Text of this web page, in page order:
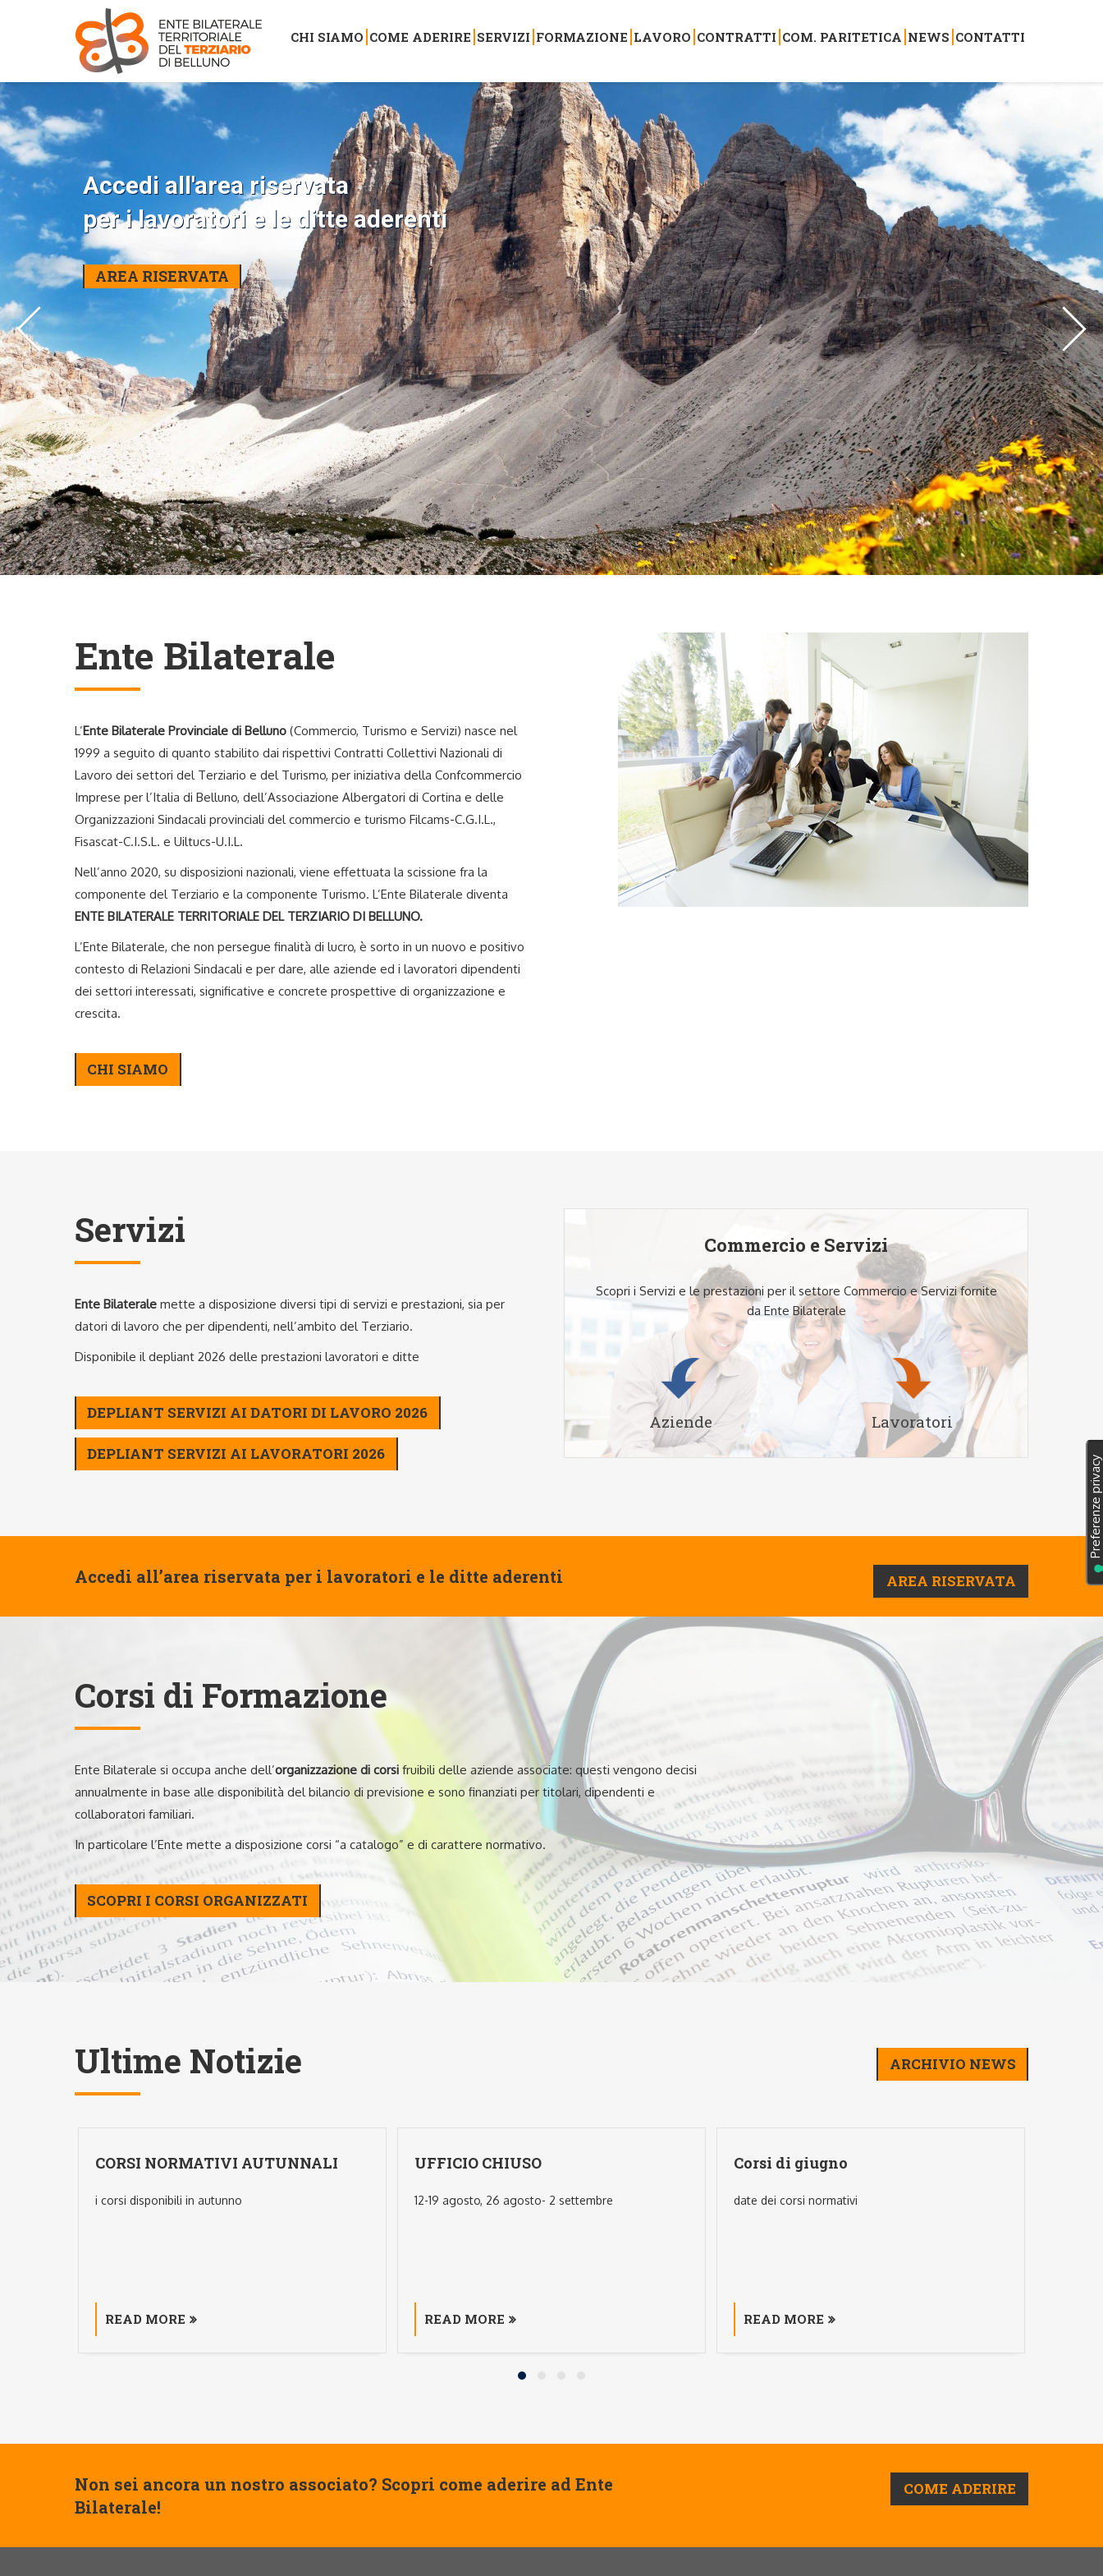
CHI SIAMO COME ADERIRE SERVIZI FORMAZIONE LAVORO CONTRATTI COM. PARITETICA NEWS CONTATTI
Accedi all'area riservata
per i lavoratori e le ditte aderenti
AREA RISERVATA
Ente Bilaterale
L’Ente Bilaterale Provinciale di Belluno (Commercio, Turismo e Servizi) nasce nel
1999 a seguito di quanto stabilito dai rispettivi Contratti Collettivi Nazionali di
Lavoro dei settori del Terziario e del Turismo, per iniziativa della Confcommercio
Imprese per l’Italia di Belluno, dell’Associazione Albergatori di Cortina e delle
Organizzazioni Sindacali provinciali del commercio e turismo Filcams-C.G.I.L.,
Fisascat-C.I.S.L. e Uiltucs-U.I.L.
Nell’anno 2020, su disposizioni nazionali, viene effettuata la scissione fra la
componente del Terziario e la componente Turismo. L’Ente Bilaterale diventa
ENTE BILATERALE TERRITORIALE DEL TERZIARIO DI BELLUNO.
L’Ente Bilaterale, che non persegue finalità di lucro, è sorto in un nuovo e positivo
contesto di Relazioni Sindacali e per dare, alle aziende ed i lavoratori dipendenti
dei settori interessati, significative e concrete prospettive di organizzazione e
crescita.
CHI SIAMO
Servizi
Ente Bilaterale mette a disposizione diversi tipi di servizi e prestazioni, sia per
datori di lavoro che per dipendenti, nell’ambito del Terziario.
Disponibile il depliant 2026 delle prestazioni lavoratori e ditte
DEPLIANT SERVIZI AI DATORI DI LAVORO 2026
DEPLIANT SERVIZI AI LAVORATORI 2026
Commercio e Servizi
Scopri i Servizi e le prestazioni per il settore Commercio e Servizi fornite
da Ente Bilaterale
Aziende Lavoratori
Accedi all’area riservata per i lavoratori e le ditte aderenti AREA RISERVATA
Corsi di Formazione
Ente Bilaterale si occupa anche dell’organizzazione di corsifruibili delle aziende associate: questi vengono decisi
annualmente in base alle disponibilità del bilancio di previsione e sono finanziati per titolari, dipendenti e
collaboratori familiari.
In particolare l’Ente mette a disposizione corsi “a catalogo” e di carattere normativo.
SCOPRI I CORSI ORGANIZZATI
Ultime Notizie ARCHIVIO NEWS
CORSI NORMATIVI AUTUNNALI
i corsi disponibili in autunno
READ MORE
UFFICIO CHIUSO
12-19 agosto, 26 agosto- 2 settembre
READ MORE
Corsi di giugno
date dei corsi normativi
READ MORE
Non sei ancora un nostro associato? Scopri come aderire ad Ente
Bilaterale!
COME ADERIRE